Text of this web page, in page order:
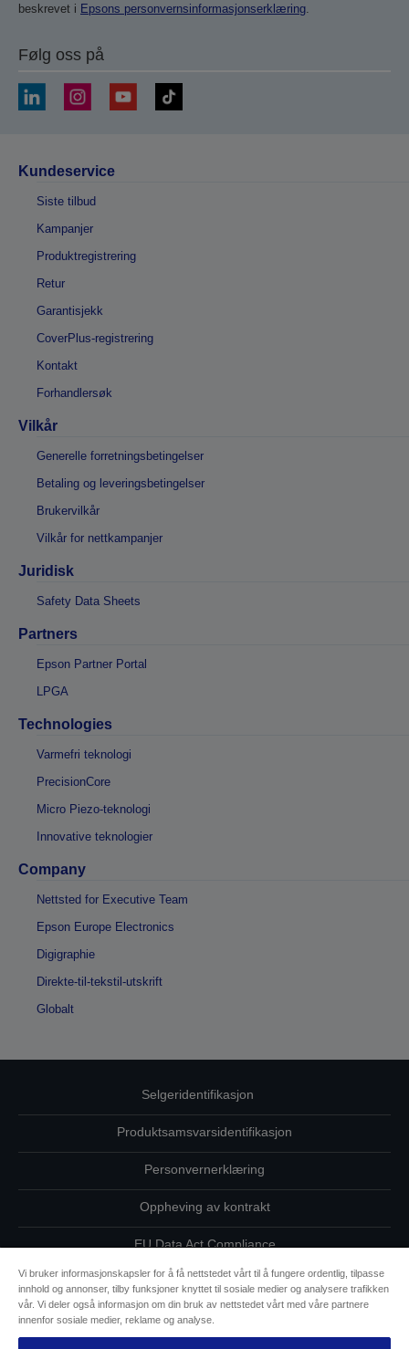
beskrevet i Epsons personvernsinformasjonserklæring
Følg oss på
Kundeservice
Siste tilbud
Kampanjer
Produktregistrering
Retur
Garantisjekk
CoverPlus-registrering
Kontakt
Forhandlersøk
Vilkår
Generelle forretningsbetingelser
Betaling og leveringsbetingelser
Brukervilkår
Vilkår for nettkampanjer
Juridisk
Safety Data Sheets
Partners
Epson Partner Portal
LPGA
Technologies
Varmefri teknologi
PrecisionCore
Micro Piezo-teknologi
Innovative teknologier
Company
Nettsted for Executive Team
Epson Europe Electronics
Digigraphie
Direkte-til-tekstil-utskrift
Globalt
Selgeridentifikasjon
Produktsamsvarsidentifikasjon
Personvernerklæring
Oppheving av kontrakt
EU Data Act Compliance
Ta kontakt med oss vedrørende personopplysningene dine
Informasjon om informasjonskapsler
Vi bruker informasjonskapsler for å få nettstedet vårt til å fungere ordentlig, tilpasse
innhold og annonser, tilby funksjoner knyttet til sosiale medier og analysere trafikken
vår. Vi deler også informasjon om din bruk av nettstedet vårt med våre partnere
innenfor sosiale medier, reklame og analyse.